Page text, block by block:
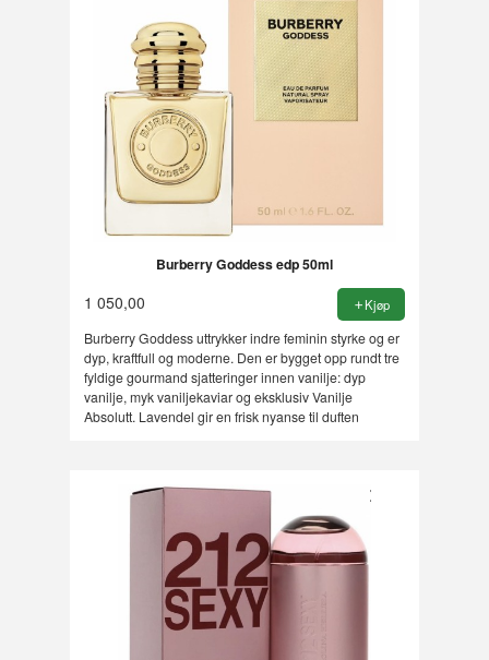
Burberry Goddess edp 50ml
1 050,00 Kjøp
Burberry Goddess uttrykker indre feminin styrke og er
dyp, kraftfull og moderne. Den er bygget opp rundt tre
fyldige gourmand sjatteringer innen vanilje: dyp
vanilje, myk vaniljekaviar og eksklusiv Vanilje
Absolutt. Lavendel gir en frisk nyanse til duften